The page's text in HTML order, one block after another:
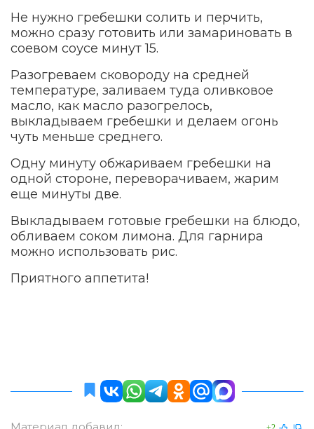
Не нужно гребешки солить и перчить,
можно сразу готовить или замариновать в
соевом соусе минут 15.
Разогреваем сковороду на средней
температуре, заливаем туда оливковое
масло, как масло разогрелось,
выкладываем гребешки и делаем огонь
чуть меньше среднего.
Одну минуту обжариваем гребешки на
одной стороне, переворачиваем, жарим
еще минуты две.
Выкладываем готовые гребешки на блюдо,
обливаем соком лимона. Для гарнира
можно использовать рис.
Приятного аппетита!